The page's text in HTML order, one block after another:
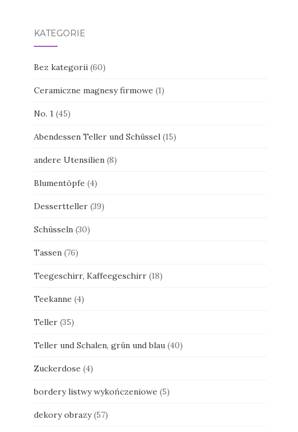
KATEGORIE
Bez kategorii (60)
Ceramiczne magnesy firmowe (1)
No. 1 (45)
Abendessen Teller und Schüssel (15)
andere Utensilien (8)
Blumentöpfe (4)
Dessertteller (39)
Schüsseln (30)
Tassen (76)
Teegeschirr, Kaffeegeschirr (18)
Teekanne (4)
Teller (35)
Teller und Schalen, grün und blau (40)
Zuckerdose (4)
bordery listwy wykończeniowe (5)
dekory obrazy (57)